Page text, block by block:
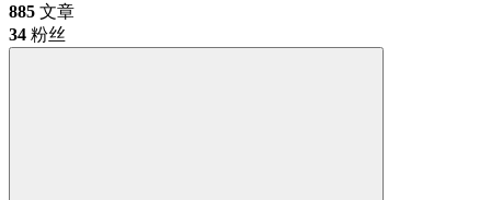
885 文章
34 粉丝